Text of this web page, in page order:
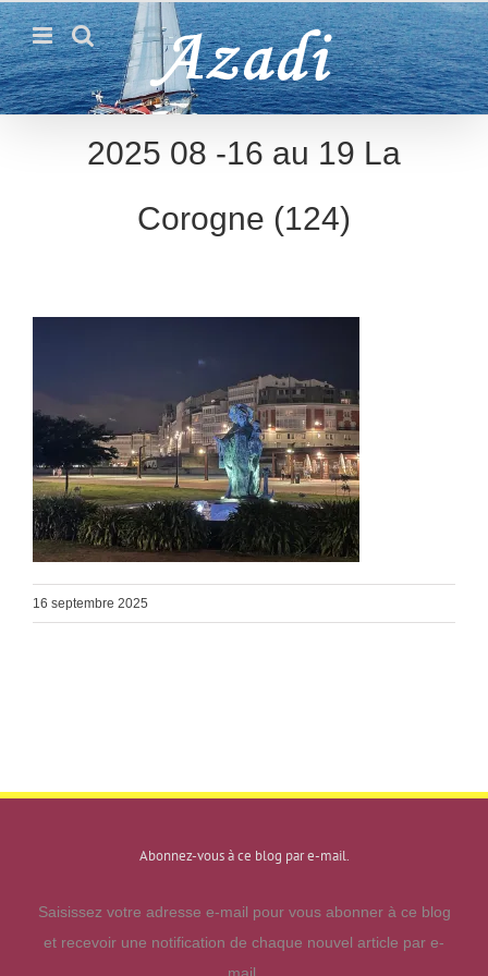
Passer
au
contenu
2025 08 -16 au 19 La
Corogne (124)
16 septembre 2025
Abonnez-vous à ce blog par e-mail.
Saisissez votre adresse e-mail pour vous abonner à ce blog
et recevoir une notification de chaque nouvel article par e-